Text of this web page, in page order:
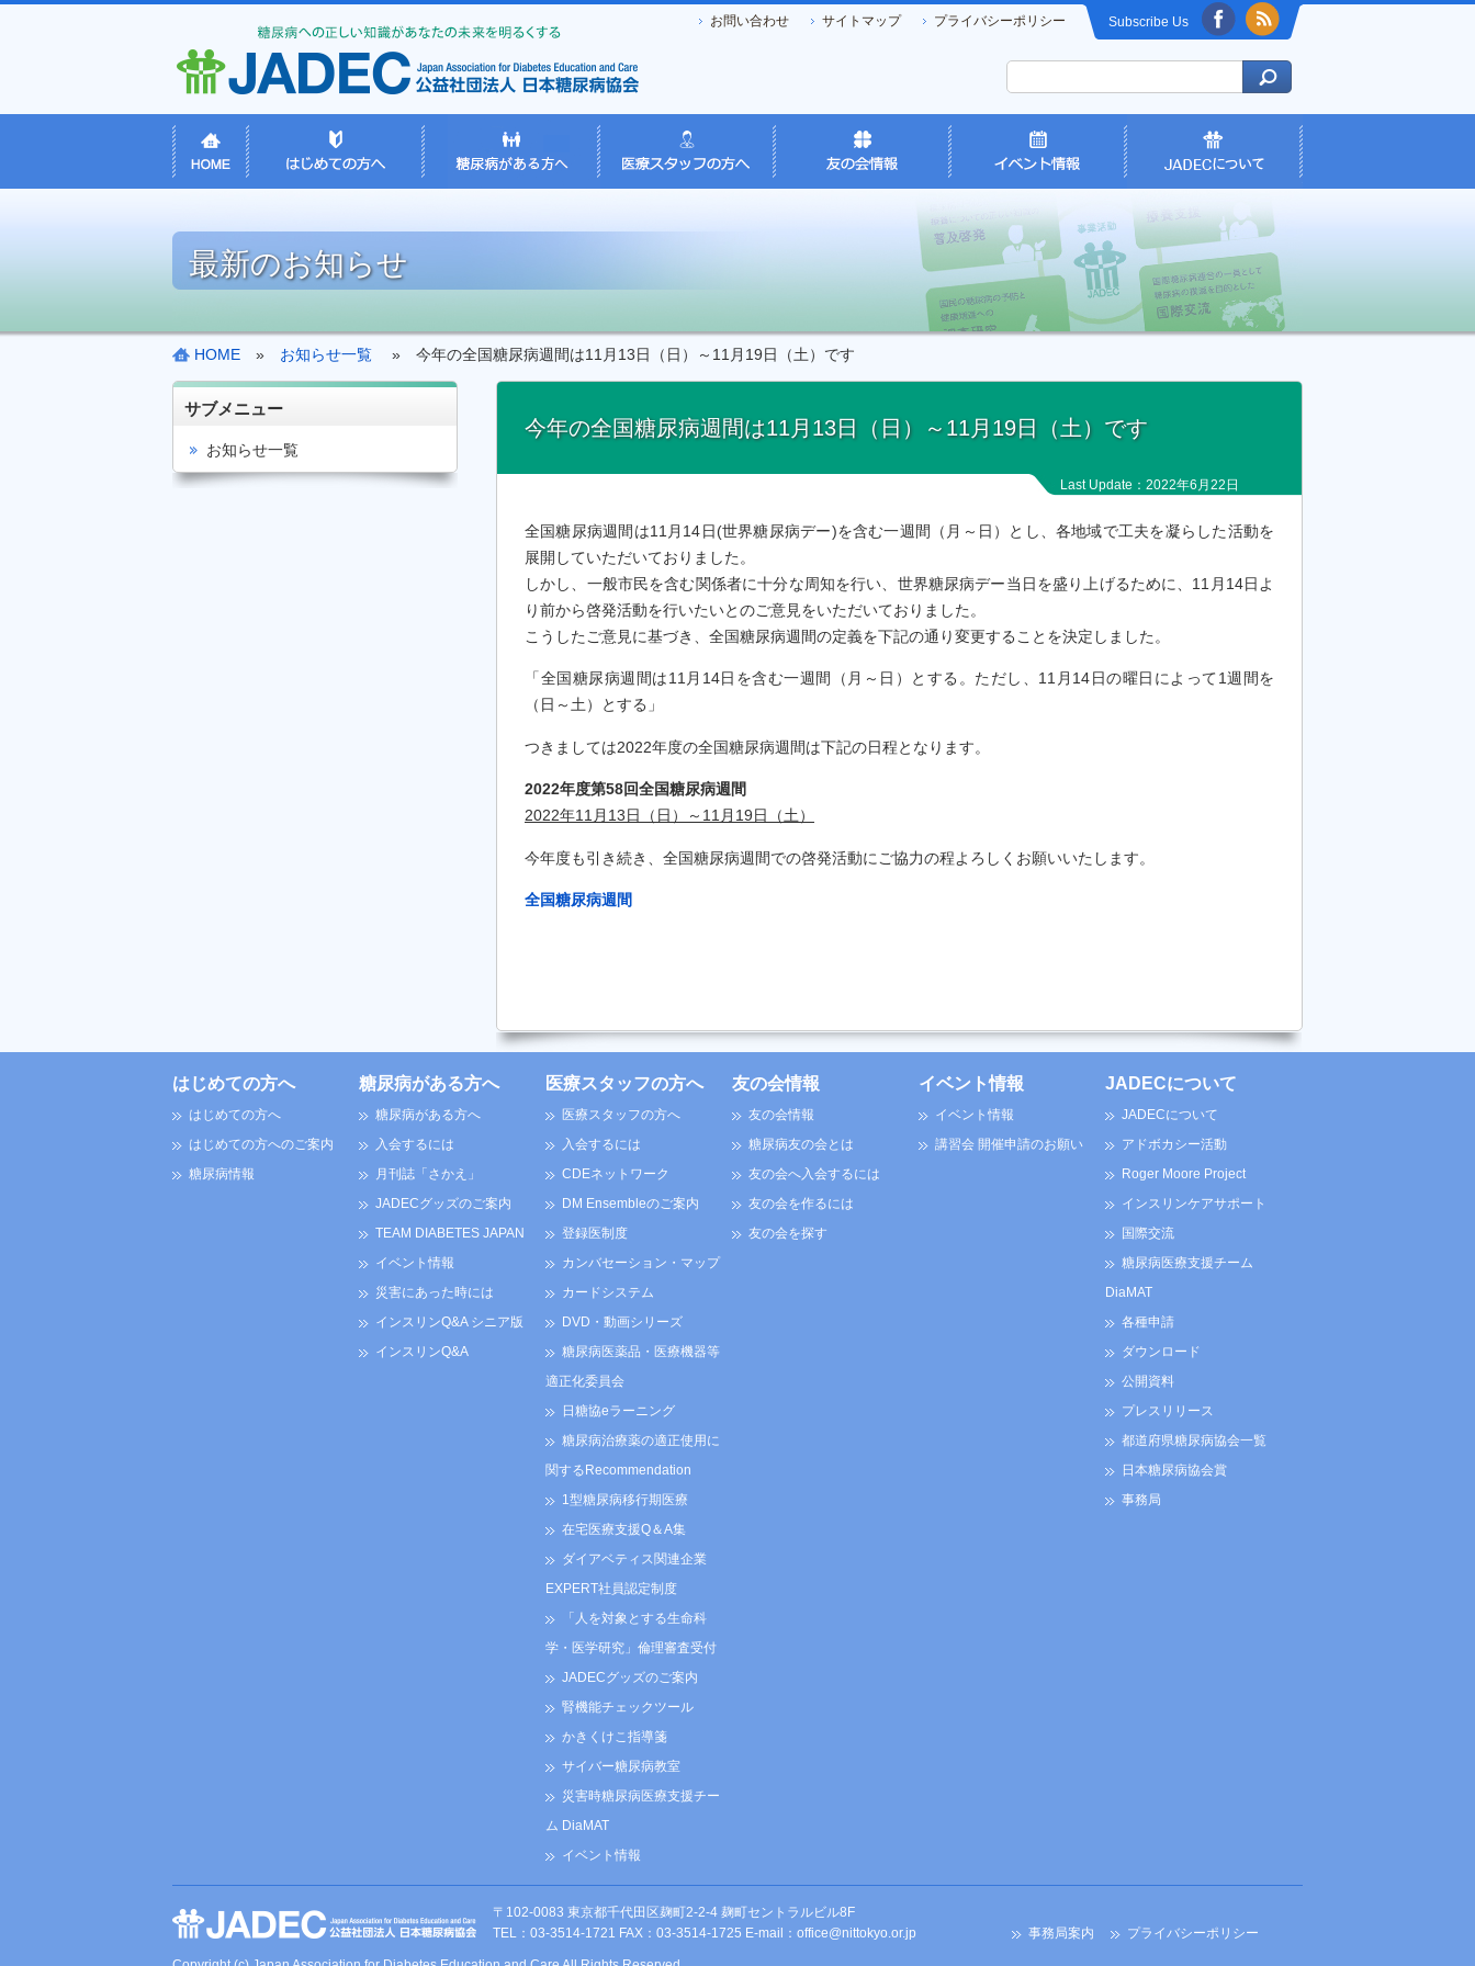
お問い合わせ サイトマップ プライバシーポリシー Subscribe Us
最新のお知らせ
サブメニュー
お知らせ一覧
HOME » お知らせ一覧 » 今年の全国糖尿病週間は11月13日（日）～11月19日（土）です
今年の全国糖尿病週間は11月13日（日）～11月19日（土）です
Last Update：2022年6月22日
全国糖尿病週間は11月14日(世界糖尿病デー)を含む一週間（月～日）とし、各地域で工夫を凝らした活動を
展開していただいておりました。
しかし、一般市民を含む関係者に十分な周知を行い、世界糖尿病デー当日を盛り上げるために、11月14日よ
り前から啓発活動を行いたいとのご意見をいただいておりました。
こうしたご意見に基づき、全国糖尿病週間の定義を下記の通り変更することを決定しました。
「全国糖尿病週間は11月14日を含む一週間（月～日）とする。ただし、11月14日の曜日によって1週間を
（日～土）とする」
つきましては2022年度の全国糖尿病週間は下記の日程となります。
2022年度第58回全国糖尿病週間
2022年11月13日（日）～11月19日（土）
今年度も引き続き、全国糖尿病週間での啓発活動にご協力の程よろしくお願いいたします。
全国糖尿病週間
はじめての方へ
はじめての方へ
はじめての方へのご案内
糖尿病情報
糖尿病がある方へ
糖尿病がある方へ
入会するには
月刊誌「さかえ」
JADECグッズのご案内
TEAM DIABETES JAPAN
イベント情報
災害にあった時には
インスリンQ&A シニア版
インスリンQ&A
医療スタッフの方へ
医療スタッフの方へ
入会するには
CDEネットワーク
DM Ensembleのご案内
登録医制度
カンバセーション・マップ
カードシステム
DVD・動画シリーズ
糖尿病医薬品・医療機器等
適正化委員会
日糖協eラーニング
糖尿病治療薬の適正使用に
関するRecommendation
1型糖尿病移行期医療
在宅医療支援Q＆A集
ダイアベティス関連企業
EXPERT社員認定制度
「人を対象とする生命科
学・医学研究」倫理審査受付
JADECグッズのご案内
腎機能チェックツール
かきくけこ指導箋
サイバー糖尿病教室
災害時糖尿病医療支援チー
ム DiaMAT
イベント情報
友の会情報
友の会情報
糖尿病友の会とは
友の会へ入会するには
友の会を作るには
友の会を探す
イベント情報
イベント情報
講習会 開催申請のお願い
JADECについて
JADECについて
アドボカシー活動
Roger Moore Project
インスリンケアサポート
国際交流
糖尿病医療支援チーム
DiaMAT
各種申請
ダウンロード
公開資料
プレスリリース
都道府県糖尿病協会一覧
日本糖尿病協会賞
事務局
〒102-0083 東京都千代田区麹町2-2-4 麹町セントラルビル8F
TEL：03-3514-1721 FAX：03-3514-1725 E-mail： office@nittokyo.or.jp 事務局案内 プライバシーポリシー